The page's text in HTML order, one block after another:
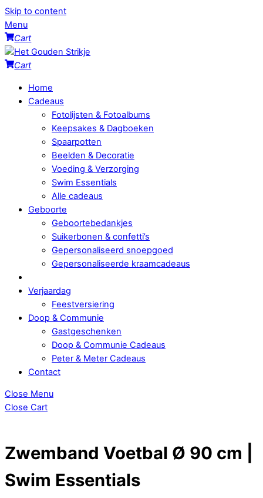
Skip to content
Menu
Cart
Cart
Home
Cadeaus
Fotolijsten & Fotoalbums
Keepsakes & Dagboeken
Spaarpotten
Beelden & Decoratie
Voeding & Verzorging
Swim Essentials
Alle cadeaus
Geboorte
Geboortebedankjes
Suikerbonen & confetti’s
Gepersonaliseerd snoepgoed
Gepersonaliseerde kraamcadeaus
Verjaardag
Feestversiering
Doop & Communie
Gastgeschenken
Doop & Communie Cadeaus
Peter & Meter Cadeaus
Contact
Close Menu
Close Cart
Zwemband Voetbal Ø 90 cm |
Swim Essentials